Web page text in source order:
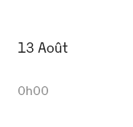
13 Août
0h00